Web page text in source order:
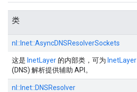
类
nl:: Inet::AsyncDNSResolverSockets
这是 InetLayer 的内部类，可为 InetLayer
(DNS) 解析提供辅助 API。
nl:: Inet::DNSResolver